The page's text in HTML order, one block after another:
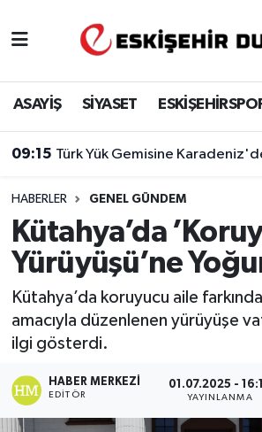
ASAYİŞ SİYASET
09:15 Türk Yük Gemisine Karadeniz'de
HABERLER GENEL GÜNDEM
Kütahya’da
Yürüyüşü’ne
Kütahya’da koruyucu aile
amacıyla düzenlenen yürüyüşe
ilgi gösterdi.
HABER MERKEZI
EDITÖR
01.07.2025 -
YAYINLANMA
Eskişehir Hava Durumu
Eskişehir Namaz Vakitleri
Eskişehir Trafik Yoğunluk
Süper Lig Puan Durumu ve
Tüm Manşetler
Son Dakika Haberleri
Haber Arşivi